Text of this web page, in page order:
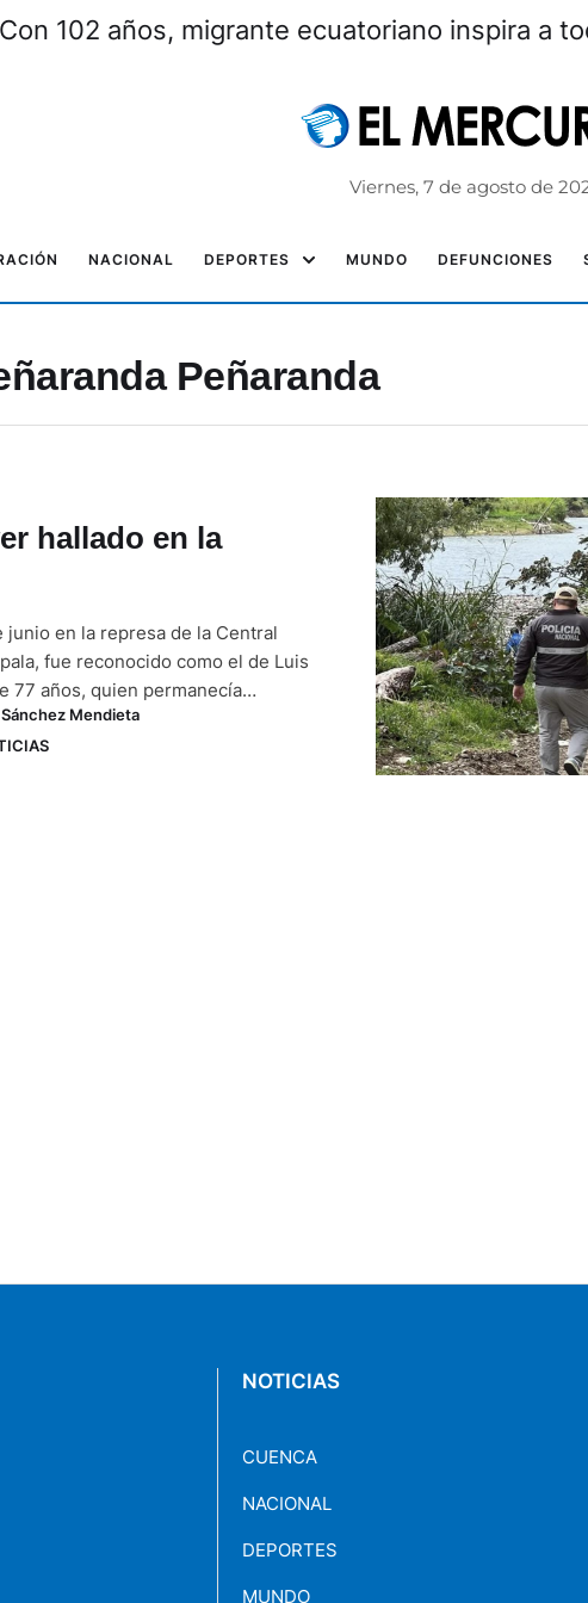
Con 102 años, migrante ecuatoriano inspira a
Viernes, 7 de agosto de
NACIONAL DEPORTES MUNDO DEFUNCIONES
Peñaranda
hallado en la
junio en la represa de la Central
fue reconocido como el de Luis
77 años, quien permanecía
Trabajadores que hacían labores de
encontraron el cuerpo y
Mendieta
NOTICIAS
CUENCA
NACIONAL
DEPORTES
MUNDO